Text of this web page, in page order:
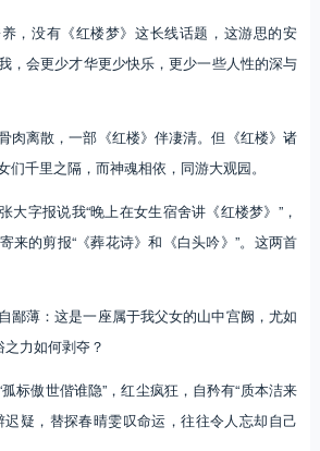
，没有《红楼梦》这长线话题，这游思的安
，会更少才华更少快乐，更少一些人性的深与
肉离散，一部《红楼》伴凄清。但《红楼》诸
们千里之隔，而神魂相依，同游大观园。
大字报说我“晚上在女生宿舍讲《红楼梦》”，
来的剪报“《葬花诗》和《白头吟》”。这两首
鄙薄：这是一座属于我父女的山中宫阙，尤如
之力如何剥夺？
标傲世偕谁隐”，红尘疯狂，自矜有“质本洁来
迟疑，替探春晴雯叹命运，往往令人忘却自己